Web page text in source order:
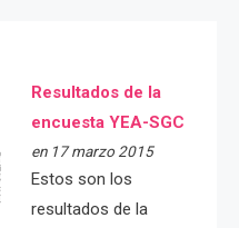
Resultados de la
encuesta YEA-SGC
en 17 marzo 2015
Estos son los
resultados de la